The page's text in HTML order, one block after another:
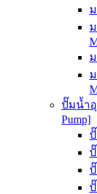
ปั๊มน้ำอุ
Pump]